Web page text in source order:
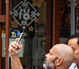
现场
体育